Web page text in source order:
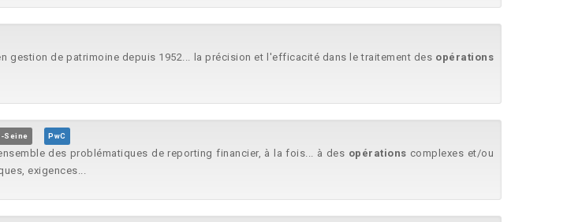
gestion de patrimoine depuis 1952... la précision et l'efficacité dans le traitement des opérations
Seine PwC
des problématiques de reporting financier, à la fois... à des opérations complexes et/ou
exigences...